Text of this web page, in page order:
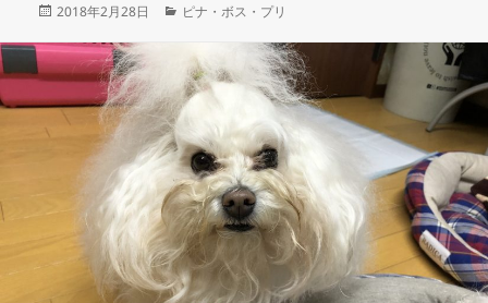
投
日:
2018年2月28日
カ
リ
ー
ピナ・ボス・プリ